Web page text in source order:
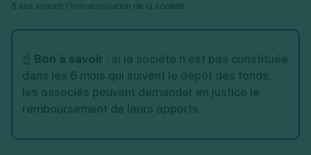
5 ans suivant l’immatriculation de la société.
☝️ Bon à savoir : si la société n’est pas constituée
dans les 6 mois qui suivent le dépôt des fonds,
les associés peuvent demander en justice le
remboursement de leurs apports.